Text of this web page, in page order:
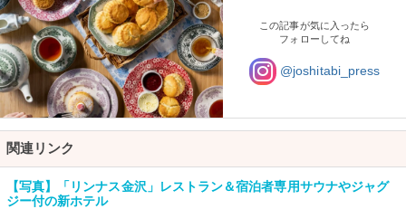
この記事が気に入ったら
フォローしてね
@joshitabi_press
関連リンク
【写真】「リンナス金沢」レストラン＆宿泊者専用サウナやジャグ
ジー付の新ホテル